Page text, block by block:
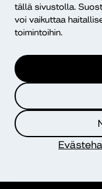
tällä sivustolla.
voi vaikuttaa
toimintoihin.
Anna palautetta
Täytä lomake
Koulutus